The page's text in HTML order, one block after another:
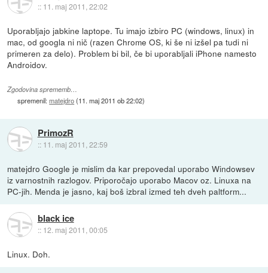
:: 11. maj 2011, 22:02
Uporabljajo jabkine laptope. Tu imajo izbiro PC (windows, linux) in
mac, od googla ni nič (razen Chrome OS, ki še ni izšel pa tudi ni
primeren za delo). Problem bi bil, če bi uporabljali iPhone namesto
Androidov.
Zgodovina sprememb…
spremenil:matejdro(11. maj 2011 ob 22:02)
PrimozR
:: 11. maj 2011, 22:59
matejdro Google je mislim da kar prepovedal uporabo Windowsev
iz varnostnih razlogov. Priporočajo uporabo Macov oz. Linuxa na
PC-jih. Menda je jasno, kaj boš izbral izmed teh dveh paltform...
black ice
:: 12. maj 2011, 00:05
Linux. Doh.